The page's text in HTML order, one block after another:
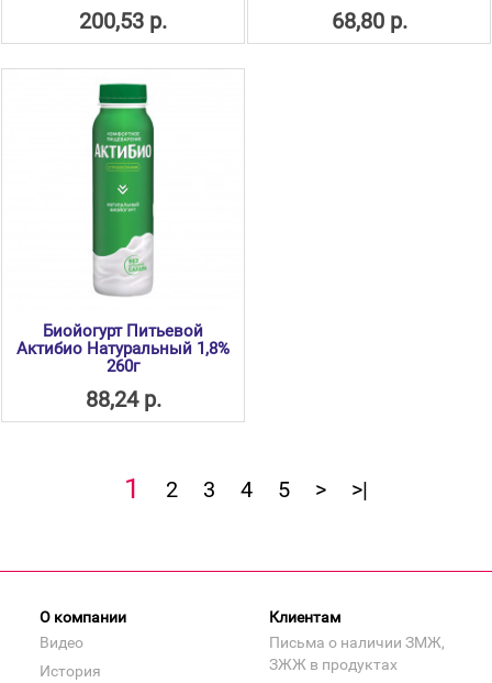
200,53 р. 68,80 р.
Биойогурт Питьевой
Актибио Натуральный 1,8%
260г
88,24 р.
1 2 3 4 5 > >|
О компании
Видео
История
Клиентам
Письма о наличии ЗМЖ,
ЗЖЖ в продуктах